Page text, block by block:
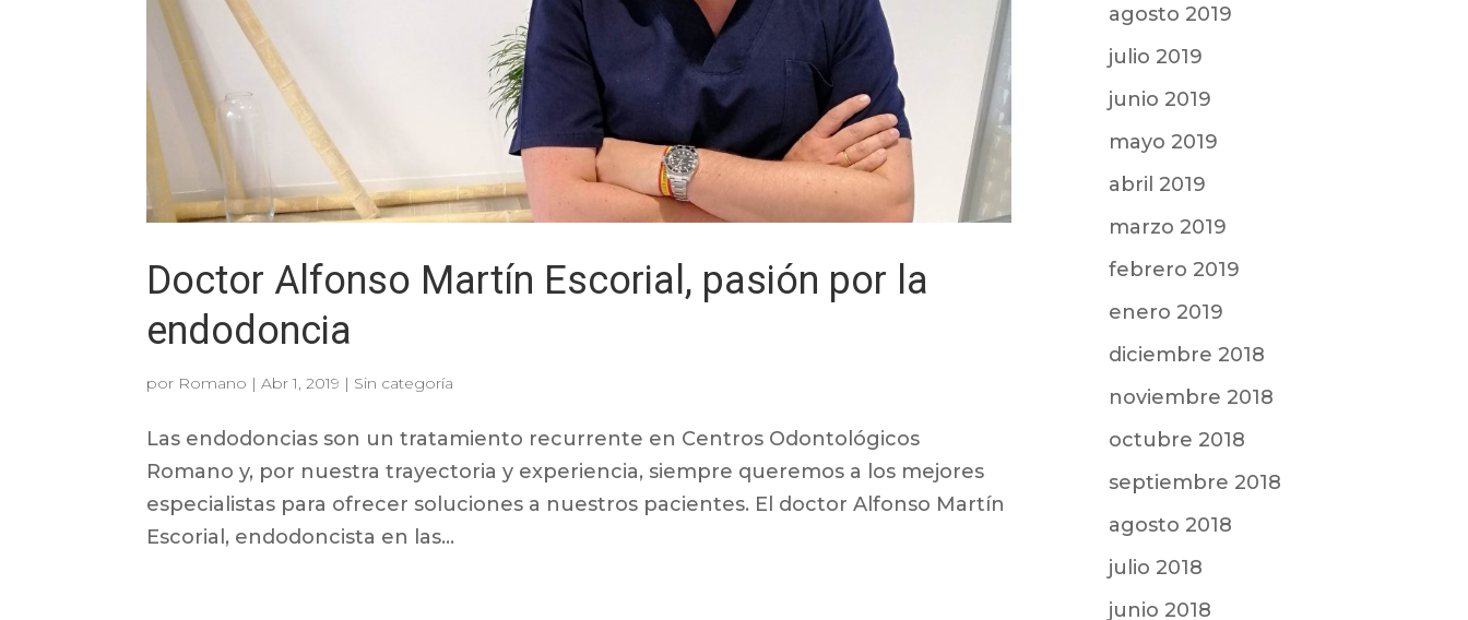
Doctor Alfonso Martín Escorial, pasión por la
endodoncia
por Romano |Abr 1, 2019 | Sin categoría
Las endodoncias son un tratamiento recurrente en Centros Odontológicos
Romano y, por nuestra trayectoria y experiencia, siempre queremos a los mejores
especialistas para ofrecer soluciones a nuestros pacientes. El doctor Alfonso Martín
Escorial, endodoncista en las...
agosto 2019
julio 2019
junio 2019
mayo 2019
abril 2019
marzo 2019
febrero 2019
enero 2019
diciembre 2018
noviembre 2018
octubre 2018
septiembre 2018
agosto 2018
julio 2018
junio 2018